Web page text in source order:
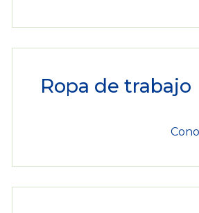
Ropa de trabajo